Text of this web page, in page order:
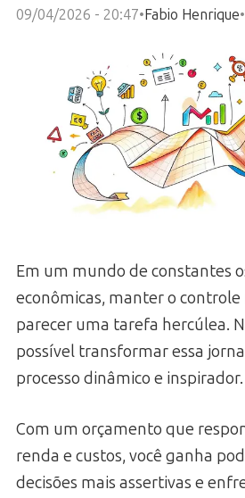
09/04/2026 - 20:47•Fabio Henrique•
Em um mundo de constantes
econômicas, manter o
parecer uma tarefa hercúlea.
possível transformar essa
processo dinâmico e inspirador.
Com um orçamento que
renda e custos, você ganha
decisões mais assertivas e